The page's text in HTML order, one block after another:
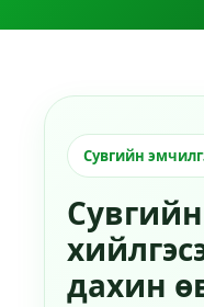
Сувгийн
дахин